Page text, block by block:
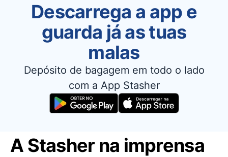
Descarrega a app e
guarda já as tuas
malas
Depósito de bagagem em todo o lado
com a App Stasher
A Stasher na imprensa